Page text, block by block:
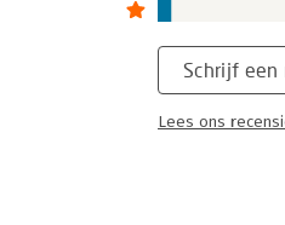
Schrijf een
Lees ons